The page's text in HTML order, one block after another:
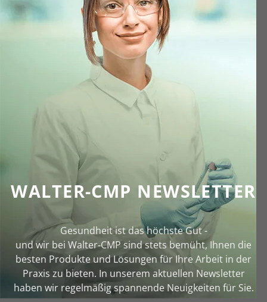
WALTER-CMP NEWSLETTER
Gesundheit ist das höchste Gut -
und wir bei Walter‑CMP sind stets bemüht, Ihnen die
besten Produkte und Lösungen für Ihre Arbeit in der
Praxis zu bieten. In unserem aktuellen Newsletter
haben wir regelmäßig spannende Neuigkeiten für Sie.